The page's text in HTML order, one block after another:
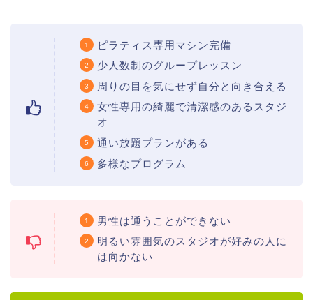
ピラティス専用マシン完備
少人数制のグループレッスン
周りの目を気にせず自分と向き合える
女性専用の綺麗で清潔感のあるスタジ
オ
通い放題プランがある
多様なプログラム
男性は通うことができない
明るい雰囲気のスタジオが好みの人に
は向かない